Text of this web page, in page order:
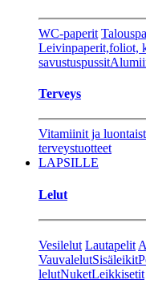
WC-paperit
Leivinpaperit,foliot,
savustuspussit
Terveys
Vitamiinit ja
terveystuotteet
LAPSILLE
Lelut
Vesilelut Lautapelit
VauvalelutSisäleikit
lelutNuketLeikkisetit